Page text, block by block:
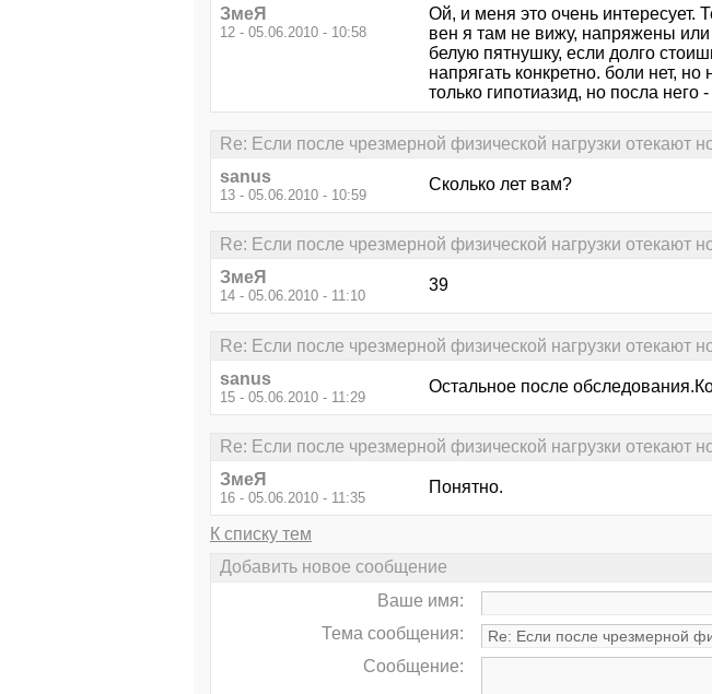
ЗмеЯ
12 - 05.06.2010 - 10:58
Ой, и меня это очень интересует.
вен я там не вижу, напряжены
белую пятнушку, если долго
напрягать конкретно. боли нет,
только гипотиазид, но посла него
Re: Если после чрезмерной физической нагрузки отекают
sanus
13 - 05.06.2010 - 10:59
Сколько лет вам?
Re: Если после чрезмерной физической нагрузки отекают
ЗмеЯ
14 - 05.06.2010 - 11:10
39
Re: Если после чрезмерной физической нагрузки отекают
sanus
15 - 05.06.2010 - 11:29
Остальное после
Re: Если после чрезмерной физической нагрузки отекают
ЗмеЯ
16 - 05.06.2010 - 11:35
Понятно.
К списку тем
Добавить новое сообщение
Ваше имя:
Тема сообщения:
Сообщение: